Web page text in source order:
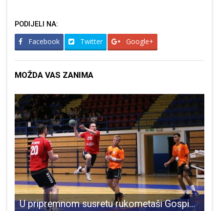
PODIJELI NA:
Facebook Twitter Google+
MOŽDA VAS ZANIMA
U pripremnom susretu rukometaši Gospića nadigrali Senj